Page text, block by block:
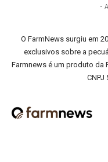
-
O FarmNews surgiu em
exclusivos sobre a
Farmnews é um produto da
CNPJ